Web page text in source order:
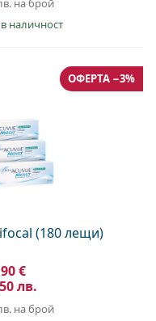
в наличност
(180 лещи)
ОФЕРТА −3%
€
лв.
на брой